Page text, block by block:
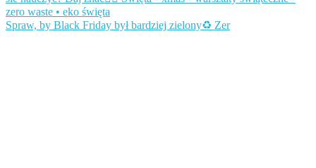
Spraw, by Black Friday był bardziej zielony♻️ Zer